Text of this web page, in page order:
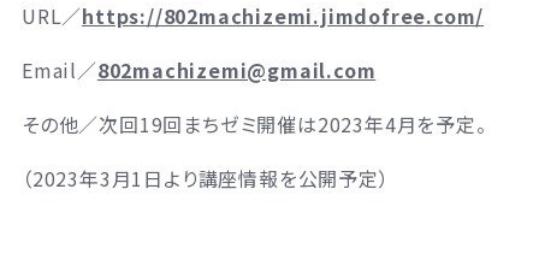
URL／https://802machizemi.jimdofree.com/
Email／802machizemi@gmail.com
その他／次回19回まちゼミ開催は2023年4月を予定。
（2023年3月1日より講座情報を公開予定）